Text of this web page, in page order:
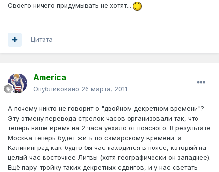
Своего ничего придумывать не хотят...
Цитата
America
Опубликовано 26 марта, 2011
А почему никто не говорит о "двойном декретном времени"?
Эту отмену перевода стрелок часов организовали так, что
теперь наше время на 2 часа уехало от поясного. В результате
Москва теперь будет жить по самарскому времени, а
Калининград как-будто бы час находится в поясе, который на
целый час восточнее Литвы (хотя географически он западнее).
Ещё пару-тройку таких декретных сдвигов, и у нас светать